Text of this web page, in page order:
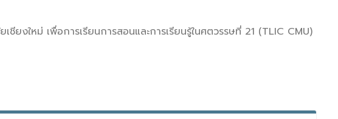
ยงใหม่ เพื่อการเรียนการสอนและการเรียนรู้ในศตวรรษที่ 21 (TLIC CMU)